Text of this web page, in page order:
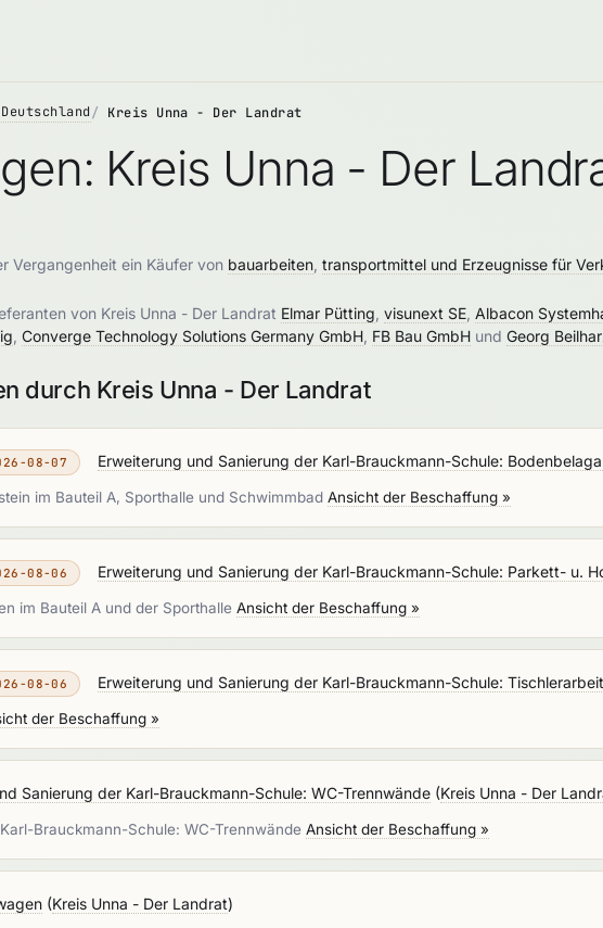
Kreis Unna - Der Landrat
Kreis Unna - Der
Vergangenheit ein Käufer von bauarbeiten transportmittel und Erzeugnisse für
von Kreis Unna - Der Landrat Elmar Pütting visunext SE Albacon
Converge Technology Solutions Germany GmbH FB Bau GmbH und Georg
durch Kreis Unna - Der Landrat
08-07 Erweiterung und Sanierung der Karl-Brauckmann-Schule:
im Bauteil A, Sporthalle und Schwimmbad Ansicht der Beschaffung »
08-06 Erweiterung und Sanierung der Karl-Brauckmann-Schule: Parkett- u.
im Bauteil A und der Sporthalle Ansicht der Beschaffung »
08-06 Erweiterung und Sanierung der Karl-Brauckmann-Schule:
der Beschaffung »
Sanierung der Karl-Brauckmann-Schule: WC-Trennwände (Kreis Unna - Der
Brauckmann-Schule: WC-Trennwände Ansicht der Beschaffung »
(Kreis Unna - Der Landrat)